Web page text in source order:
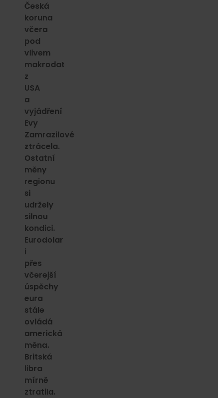
Česká
koruna
včera
pod
vlivem
makrodat
z
USA
a
vyjádření
Evy
Zamrazilové
ztrácela.
Ostatní
měny
regionu
si
udržely
silnou
kondici.
Eurodolar
i
přes
včerejší
úspěchy
eura
stále
ovládá
americká
měna.
Britská
libra
mírně
ztratila.